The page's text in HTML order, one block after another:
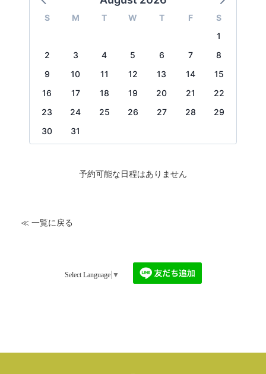
S M T W T F
S
1
2
3 4 5 6 7
8
9
10 11 12 13 14
15
16
17 18 19 20 21
22
23
24 25 26 27 28
29
30
31
予約可能な日程はありません
≪ 一覧に戻る
Select Language ▼